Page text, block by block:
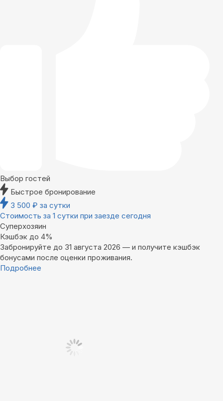
Выбор гостей
Быстрое бронирование
3 500 ₽ за сутки
Стоимость за 1 сутки при заезде сегодня
Суперхозяин
Кэшбэк до 4%
Забронируйте до 31 августа 2026 — и получите кэшбэк
бонусами после оценки проживания.
Подробнее